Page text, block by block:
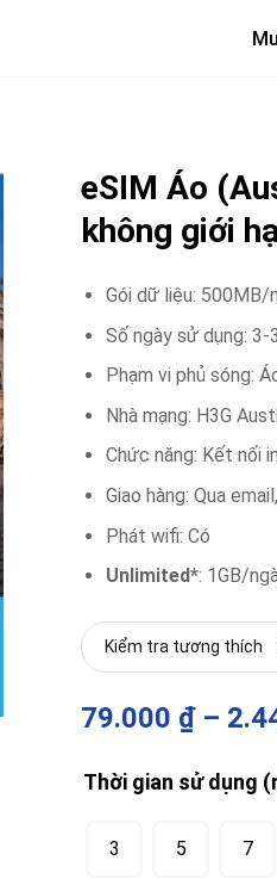
eSIM Áo
không giới
Gói dữ liệu: 500MB/
Số ngày sử dụng: 3-
Phạm vi phủ sóng:
Nhà mạng: H3G
Chức năng: Kết nối
Giao hàng: Qua
Phát wifi: Có
Unlimited*: 1GB/
Kiểm tra tương thích
79.000 ₫–
Thời gian sử dụng
3 5 7